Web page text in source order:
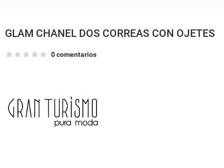
GLAM CHANEL DOS CORREAS CON OJETES
0 comentarios